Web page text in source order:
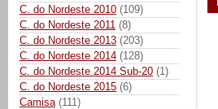
C. do Nordeste 2010 (109)
C. do Nordeste 2011 (8)
C. do Nordeste 2013 (203)
C. do Nordeste 2014 (128)
C. do Nordeste 2014 Sub-20 (1)
C. do Nordeste 2015 (6)
Camisa (111)